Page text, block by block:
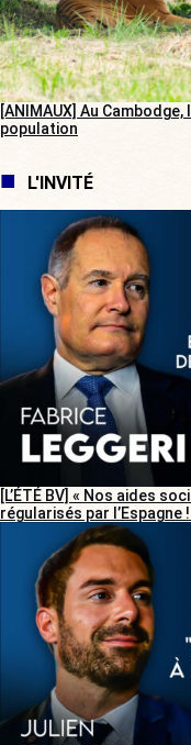
[ANIMAUX] Au
population
L'INVITÉ
[L’ÉTÉ BV] « Nos aides
régularisés par l’Espagne !